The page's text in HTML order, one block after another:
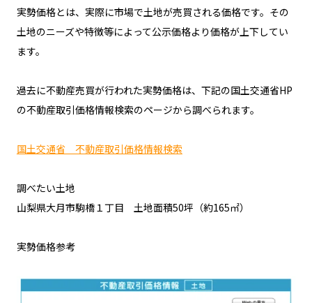
実勢価格とは、実際に市場で土地が売買される価格です。その
土地のニーズや特徴等によって公示価格より価格が上下してい
ます。
過去に不動産売買が行われた実勢価格は、下記の国土交通省HP
の不動産取引価格情報検索のページから調べられます。
国土交通省 不動産取引価格情報検索
調べたい土地
山梨県大月市駒橋１丁目 土地面積50坪（約165㎡）
実勢価格参考